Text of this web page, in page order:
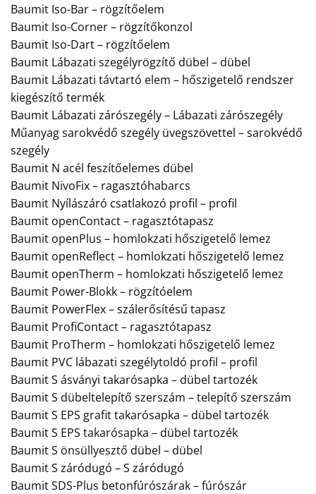
Baumit Iso-Bar – rögzítőelem
Baumit Iso-Corner – rögzítőkonzol
Baumit Iso-Dart – rögzítőelem
Baumit Lábazati szegélyrögzítő dübel – dübel
Baumit Lábazati távtartó elem – hőszigetelő rendszer
kiegészítő termék
Baumit Lábazati zárószegély – Lábazati zárószegély
Műanyag sarokvédő szegély üvegszövettel – sarokvédő
szegély
Baumit N acél feszítőelemes dübel
Baumit NivoFix – ragasztóhabarcs
Baumit Nyílászáró csatlakozó profil – profil
Baumit openContact – ragasztótapasz
Baumit openPlus – homlokzati hőszigetelő lemez
Baumit openReflect – homlokzati hőszigetelő lemez
Baumit openTherm – homlokzati hőszigetelő lemez
Baumit Power-Blokk – rögzítóelem
Baumit PowerFlex – szálerősítésű tapasz
Baumit ProfiContact – ragasztótapasz
Baumit ProTherm – homlokzati hőszigetelő lemez
Baumit PVC lábazati szegélytoldó profil – profil
Baumit S ásványi takarósapka – dübel tartozék
Baumit S dübeltelepítő szerszám – telepítő szerszám
Baumit S EPS grafit takarósapka – dübel tartozék
Baumit S EPS takarósapka – dübel tartozék
Baumit S önsüllyesztő dübel – dübel
Baumit S záródugó – S záródugó
Baumit SDS-Plus betonfúrószárak – fúrószár